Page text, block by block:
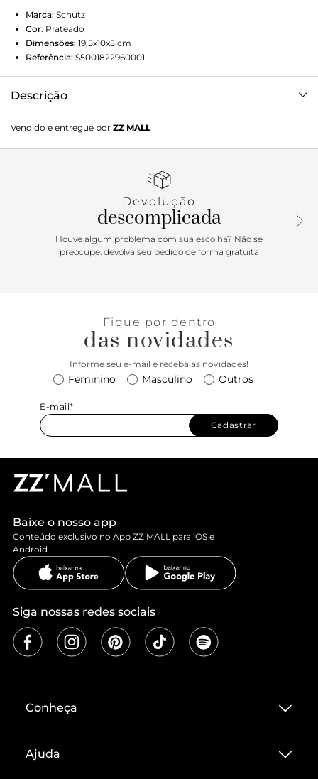
Marca: Schutz
Cor: Prateado
Dimensões: 19,5x10x5 cm
Referência: S5001822960001
Descrição
na cor prata, é o complemento perfeito para um visual
sofisticado. Versátil, pode ser usada com a alça transversal
Largura da alça tiracolo: 0,5 cm.
Vendido e entregue por ZZ MALL
Devolução
descomplicada
Houve algum problema com sua escolha? Não se
preocupe: devolva seu pedido de forma gratuita
Fique por dentro
das novidades
Informe seu e-mail e receba as novidades!
Feminino Masculino Outros
E-mail*
Cadastrar
Baixe o nosso app
Conteúdo exclusivo no App ZZ MALL para iOS e
Android
Siga nossas redes sociais
Conheça
Termos de Uso
Ajuda